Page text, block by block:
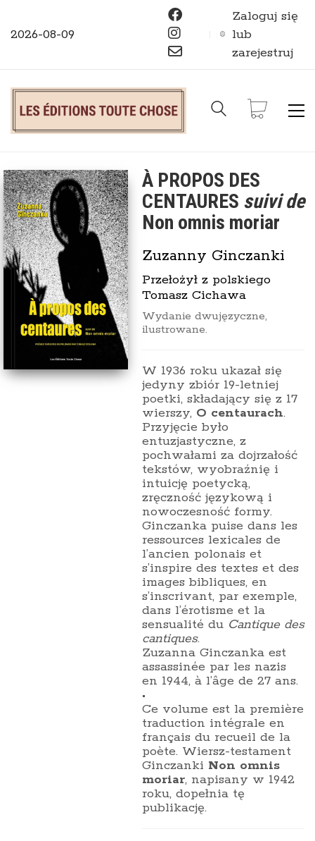
2026-08-09
Zaloguj się
lub
zarejestruj
À PROPOS DES
CENTAURES suivi de
Non omnis moriar
Zuzanny Ginczanki
Przełożył z polskiego
Tomasz Cichawa
Wydanie dwujęzyczne,
ilustrowane.
W 1936 roku ukazał się
jedyny zbiór 19-letniej
poetki, składający się z 17
wierszy, O centaurach.
Przyjęcie było
entuzjastyczne, z
pochwałami za dojrzałość
tekstów, wyobraźnię i
intuicję poetycką,
zręczność językową i
nowoczesność formy.
Ginczanka puise dans les
ressources lexicales de
l’ancien polonais et
s’inspire des textes et des
images bibliques, en
s’inscrivant, par exemple,
dans l’érotisme et la
sensualité du Cantique des
cantiques.
Zuzanna Ginczanka est
assassinée par les nazis
en 1944, à l’âge de 27 ans.
•
Ce volume est la première
traduction intégrale en
français du recueil de la
poète. Wiersz-testament
Ginczanki Non omnis
moriar, napisany w 1942
roku, dopełnia tę
publikację.